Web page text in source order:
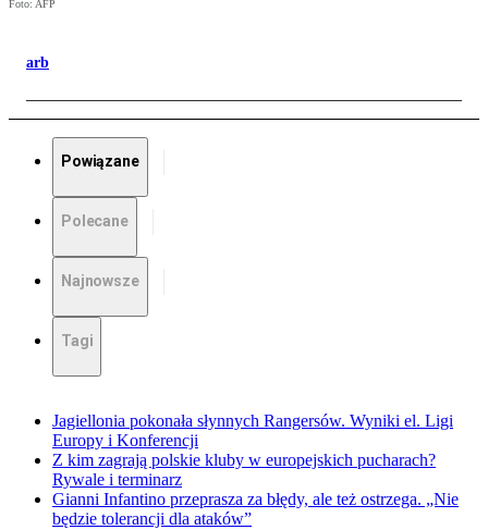
Foto: AFP
arb
Powiązane
Polecane
Najnowsze
Tagi
Jagiellonia pokonała słynnych Rangersów. Wyniki el. Ligi
Europy i Konferencji
Z kim zagrają polskie kluby w europejskich pucharach?
Rywale i terminarz
Gianni Infantino przeprasza za błędy, ale też ostrzega. „Nie
będzie tolerancji dla ataków”